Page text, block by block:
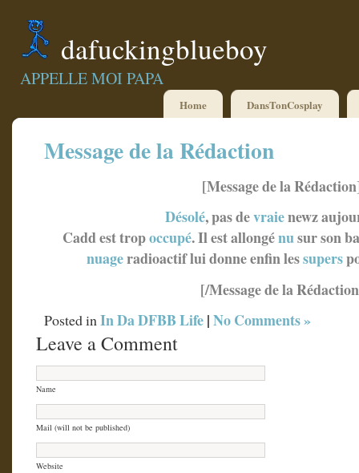
dafuckingblueboy
APPELLE MOI PAPA
Home DansTonCosplay
Message de la Rédaction
[Message de la
Désolé, pas devraienewz
Cadd est tropoccupé.Il est allongénusur son
nuageradioactif lui donne enfin lessupers
[/Message de la
Posted in In Da DFBB Life|No Comments »
Leave a Comment
Name
Mail (will not be published)
Website